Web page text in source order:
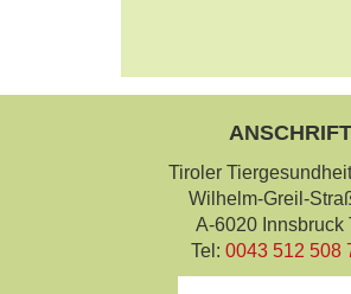
ANSCHRIFT
Tiroler
Wilhelm-Greil-
A-6020 Innsbruck
Tel: 0043 512 508